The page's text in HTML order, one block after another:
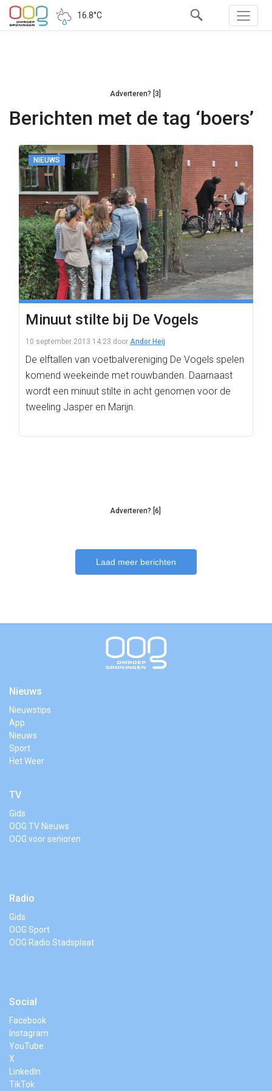
16.8°C
Adverteren? [3]
Berichten met de tag ‘boers’
NIEUWS
Minuut stilte bij De Vogels
10 september 2013 14:23 door Andor Heij
De elftallen van voetbalvereniging De Vogels spelen
komend weekeinde met rouwbanden. Daarnaast
wordt een minuut stilte in acht genomen voor de
tweeling Jasper en Marijn.
Adverteren? [6]
Laad meer berichten
Nieuws
Nieuwstips
App
Nieuws
Sport
Het Weer
TV
Gids
OOG TV Nieuws
OOG voor senioren
Radio
Gids
OOG Sport
OOG Radio Stadsplaat
Social
Facebook
Instagram
YouTube
X
LinkedIn
TikTok